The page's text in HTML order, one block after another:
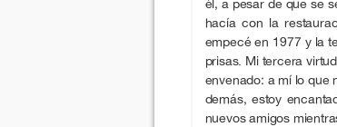
él, a pesar de que se
hacía con la
empecé en 1977 y la
prisas. Mi tercera
envenado: a mí lo que
demás, estoy
nuevos amigos